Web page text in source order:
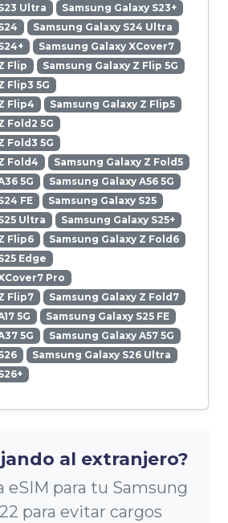
Ultra
Samsung Galaxy S23+
Samsung Galaxy S24 Ultra
Samsung Galaxy XCover7
Flip
Samsung Galaxy Z Flip 5G
Flip3 5G
Flip4
Samsung Galaxy Z Flip5
Fold2 5G
Fold3 5G
Fold4
Samsung Galaxy Z Fold5
5G
Samsung Galaxy A56 5G
FE
Samsung Galaxy S25
Ultra
Samsung Galaxy S25+
Flip6
Samsung Galaxy Z Fold6
Edge
Pro
Flip7
Samsung Galaxy Z Fold7
5G
Samsung Galaxy S25 FE
5G
Samsung Galaxy A57 5G
Samsung Galaxy S26 Ultra
al extranjero?
eSIM para tu Samsung
para evitar cargos